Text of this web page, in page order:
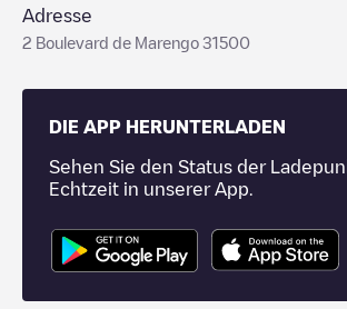
Adresse
2 Boulevard de Marengo 31500
DIE APP HERUNTERLADEN
Sehen Sie den Status der
Echtzeit in unserer App.